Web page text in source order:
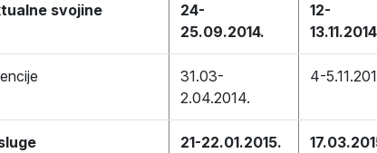
svojine
24-
25.09.2014.
12-
31.03-
2.04.2014.
4-
21-22.01.2015.